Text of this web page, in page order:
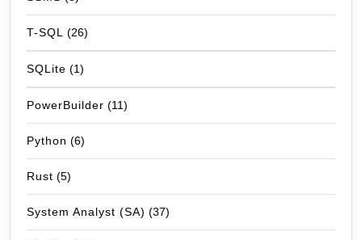
T-SQL (26)
SQLite (1)
PowerBuilder (11)
Python (6)
Rust (5)
System Analyst (SA) (37)